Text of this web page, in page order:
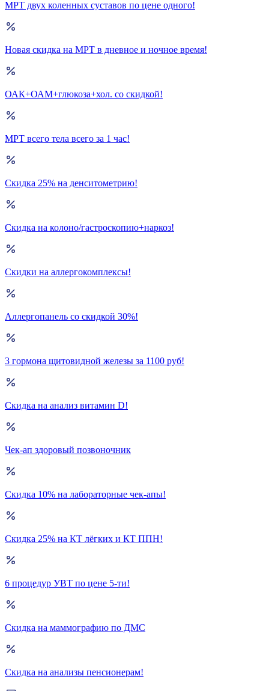
МРТ двух коленных суставов по цене одного!
Новая скидка на МРТ в дневное и ночное время!
ОАК+ОАМ+глюкоза+хол. со скидкой!
МРТ всего тела всего за 1 час!
Скидка 25% на денситометрию!
Скидка на колоно/гастроскопию+наркоз!
Скидки на аллергокомплексы!
Аллергопанель со скидкой 30%!
3 гормона щитовидной железы за 1100 руб!
Скидка на анализ витамин D!
Чек-ап здоровый позвоночник
Скидка 10% на лабораторные чек-апы!
Скидка 25% на КТ лёгких и КТ ППН!
6 процедур УВТ по цене 5-ти!
Скидка на маммографию по ДМС
Скидка на анализы пенсионерам!